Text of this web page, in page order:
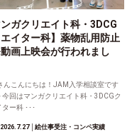
ンガクリエイト科・3DCG
イター科】薬物乱用防止
画上映会が行われまし
んこんにちは！JAM入学相談室です
今回はマンガクリエイト科・3DCGク
ター科 ･･･
2026.7.27│絵仕事受注・コンペ実績